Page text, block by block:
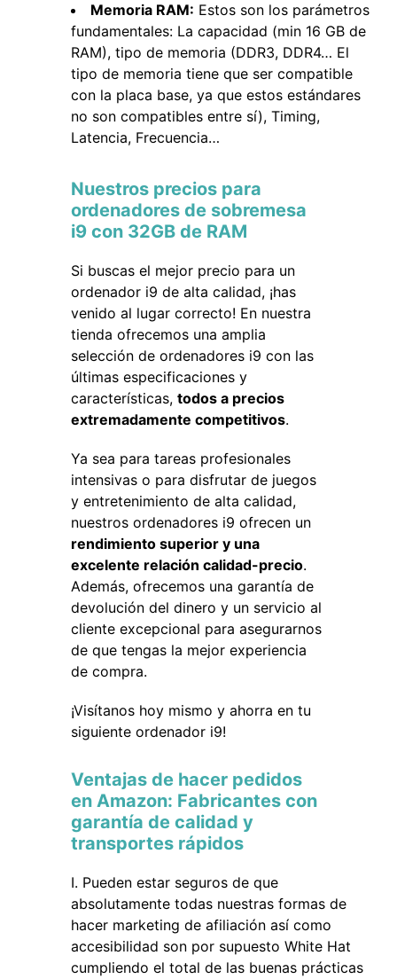
Memoria RAM: Estos son los parámetros
fundamentales: La capacidad (min 16 GB de
RAM), tipo de memoria (DDR3, DDR4… El
tipo de memoria tiene que ser compatible
con la placa base, ya que estos estándares
no son compatibles entre sí), Timing,
Latencia, Frecuencia…
Nuestros precios para
ordenadores de sobremesa
i9 con 32GB de RAM
Si buscas el mejor precio para un
ordenador i9 de alta calidad, ¡has
venido al lugar correcto! En nuestra
tienda ofrecemos una amplia
selección de ordenadores i9 con las
últimas especificaciones y
características, todos a precios
extremadamente competitivos.
Ya sea para tareas profesionales
intensivas o para disfrutar de juegos
y entretenimiento de alta calidad,
nuestros ordenadores i9 ofrecen un
rendimiento superior y una
excelente relación calidad-precio.
Además, ofrecemos una garantía de
devolución del dinero y un servicio al
cliente excepcional para asegurarnos
de que tengas la mejor experiencia
de compra.
¡Visítanos hoy mismo y ahorra en tu
siguiente ordenador i9!
Ventajas de hacer pedidos
en Amazon: Fabricantes con
garantía de calidad y
transportes rápidos
Pueden estar seguros de que
absolutamente todas nuestras formas de
hacer marketing de afiliación así como
accesibilidad son por supuesto White Hat
cumpliendo el total de las buenas prácticas